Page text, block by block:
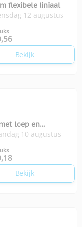
flexibele liniaal
12 augustus
Bekijk
loep en
10 augustus
Bekijk